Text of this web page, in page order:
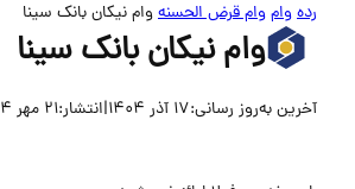
ردهواموام قرض الحسنهوام نیکان بانک سینا
وام نیکان بانک سینا
آخرین به‌روز رسانی:17 آذر 1404 |انتشار:21 مهر 1404